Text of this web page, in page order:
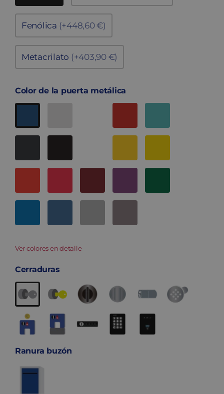
Fenólica (+448,60 €)
Metacrilato (+403,90 €)
Color de la puerta metálica
Ver colores en detalle
Cerraduras
Ranura buzón